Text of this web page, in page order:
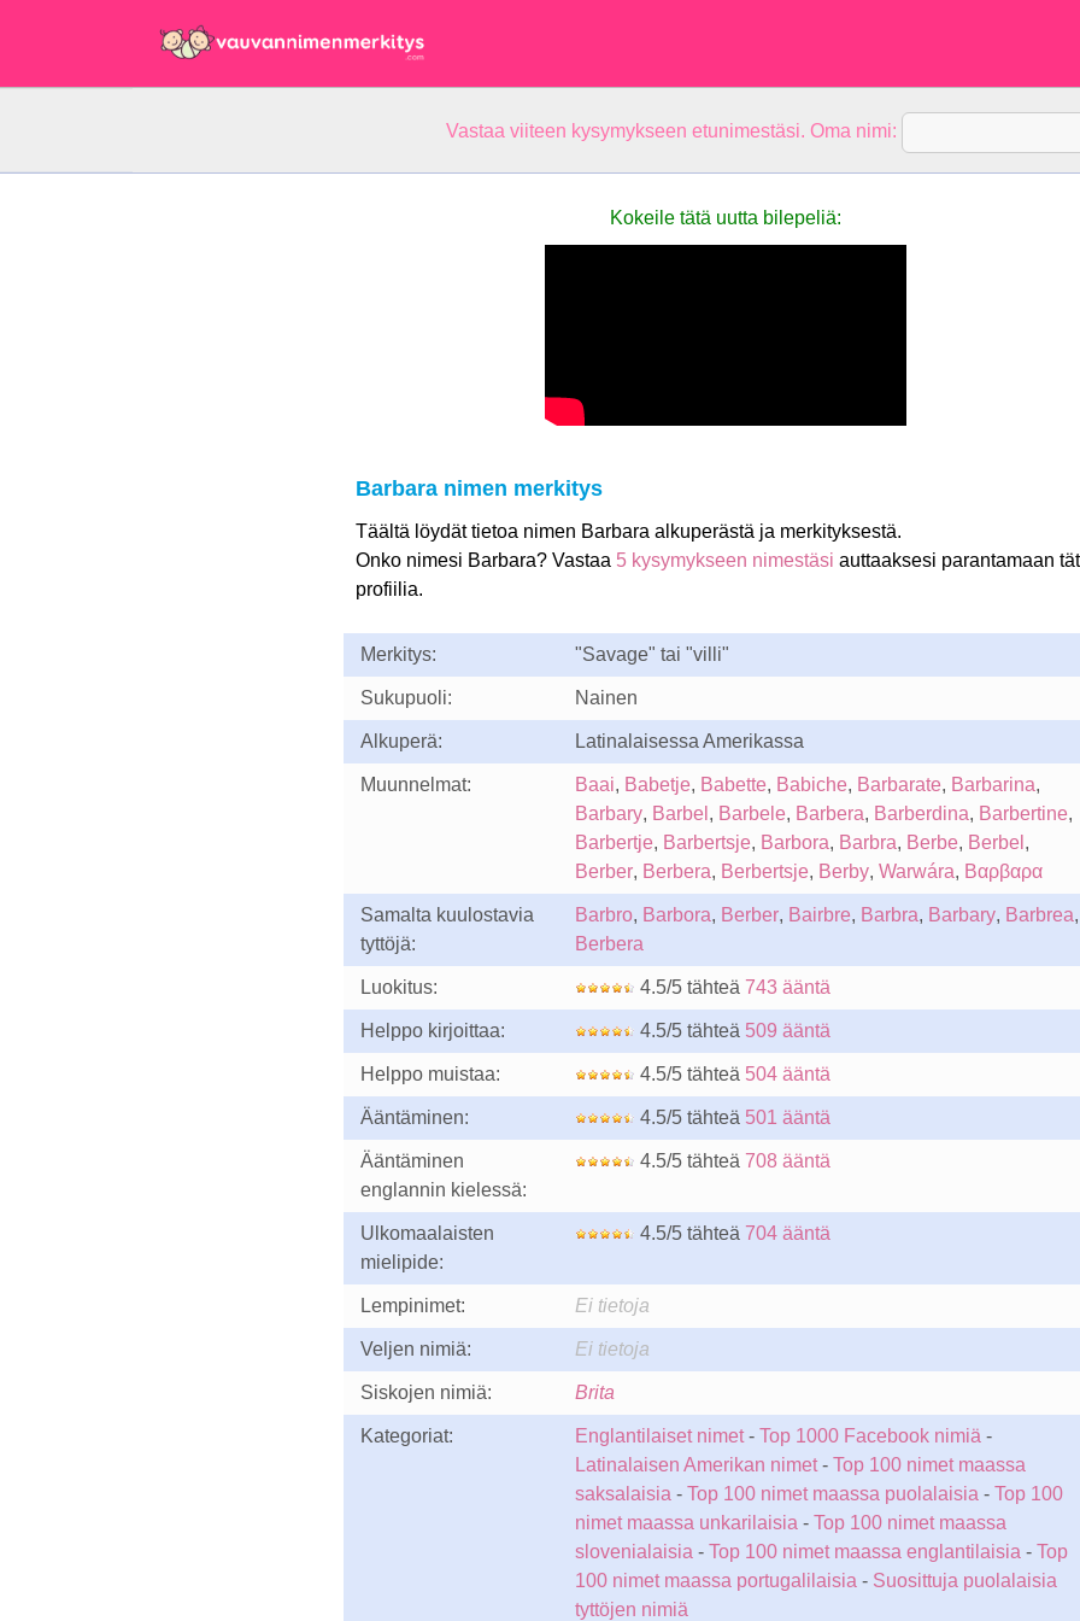
Vastaa viiteen kysymykseen etunimestäsi. Oma nimi:
Kokeile tätä uutta bilepeliä:
Barbara nimen merkitys
Täältä löydät tietoa nimen Barbara alkuperästä ja merkityksestä.
Onko nimesi Barbara? Vastaa 5 kysymykseen nimestäsi auttaaksesi parantamaan
profiilia.
Merkitys: "Savage" tai "villi"
Sukupuoli: Nainen
Alkuperä: Latinalaisessa Amerikassa
Muunnelmat: Baai, Babetje, Babette, Babiche, Barbarate, Barbarina,
Barbary, Barbel , Barbele, Barbera, Barberdina, Barbertine,
Barbertje, Barbertsje, Barbora, Barbra, Berbe, Berbel ,
Berber, Berbera, Berbertsje, Berby, Warwára, Βαρβαρα
Samalta kuulostavia
tyttöjä:
Barbro, Barbora, Berber, Bairbre, Barbra, Barbary, Barbrea,
Berbera
Luokitus: 4.5/5 tähteä 743 ääntä
Helppo kirjoittaa: 4.5/5 tähteä 509 ääntä
Helppo muistaa: 4.5/5 tähteä 504 ääntä
Ääntäminen: 4.5/5 tähteä 501 ääntä
Ääntäminen
englannin kielessä:
4.5/5 tähteä 708 ääntä
Ulkomaalaisten
mielipide:
4.5/5 tähteä 704 ääntä
Lempinimet: Ei tietoja
Veljen nimiä: Ei tietoja
Siskojen nimiä: Brita
Kategoriat: Englantilaiset nimet- Top 1000 Facebook nimiä -
Latinalaisen Amerikan nimet- Top 100 nimet maassa
saksalaisia - Top 100 nimet maassa puolalaisia - Top 100
nimet maassa unkarilaisia - Top 100 nimet maassa
slovenialaisia - Top 100 nimet maassa englantilaisia - Top
100 nimet maassa portugalilaisia - Suosittuja puolalaisia
tyttöjen nimiä